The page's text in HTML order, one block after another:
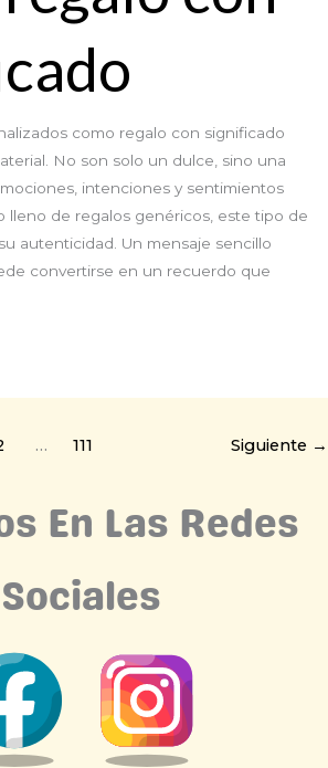
como regalo con significado
No son solo un dulce, sino una
intenciones y sentimientos
lleno de regalos genéricos, este tipo de
autenticidad. Un mensaje sencillo
convertirse en un recuerdo que
… 111 Siguiente →
En Las Redes
Sociales